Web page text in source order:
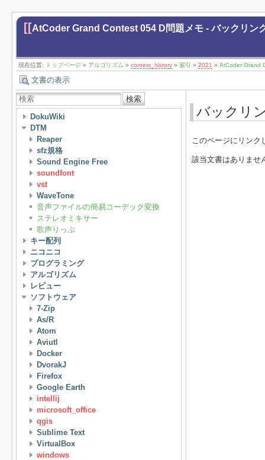
[[AtCoder Grand Contest 054 D問題メモ - バックリン
現在位置: トップページ » アルゴリズム » contest_history » 索引 » 2021 » AtCoder Grand
文書の表示
検索
DokuWiki
DTM
Reaper
sfz規格
Sound Engine Free
soundfont
vst
WaveTone
音声ファイルの簡易コーデック変換
ステレオミキサー
歌声りっぷ
キー配列
ニコニコ
プログラミング
アルゴリズム
レビュー
ソフトウェア
7-Zip
As/R
Atom
Aviutl
Docker
DvorakJ
Firefox
Google Earth
intellij
microsoft_office
qgis
Sublime Text
VirtualBox
windows
バックリ
このページにリンク
該当文書はありませ